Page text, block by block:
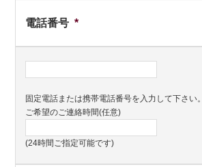
電話番号 *
固定電話または携帯電話番号を入力して下さい。
ご希望のご連絡時間(任意)
(24時間ご指定可能です)